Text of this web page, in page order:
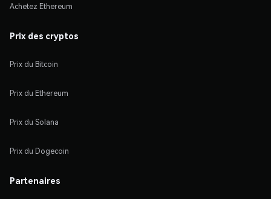
Achetez Ethereum
Prix des cryptos
Prix du Bitcoin
Prix du Ethereum
Prix du Solana
Prix du Dogecoin
Partenaires